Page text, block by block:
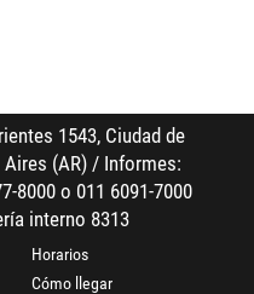
1543, Ciudad de
Aires (AR) / Informes:
8000 o 011 6091-7000
interno 8313
Horarios
Cómo llegar